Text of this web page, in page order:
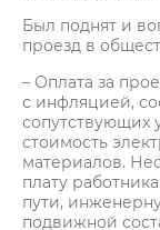
Был поднят и
проезд в
– Оплата за
с инфляцией,
сопутствующих
стоимость
материалов.
плату
пути,
подвижной